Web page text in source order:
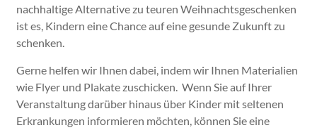
nachhaltige Alternative zu teuren Weihnachtsgeschenken
ist es, Kindern eine Chance auf eine gesunde Zukunft zu
schenken.
Gerne helfen wir Ihnen dabei, indem wir Ihnen Materialien
wie Flyer und Plakate zuschicken. Wenn Sie auf Ihrer
Veranstaltung darüber hinaus über Kinder mit seltenen
Erkrankungen informieren möchten, können Sie eine